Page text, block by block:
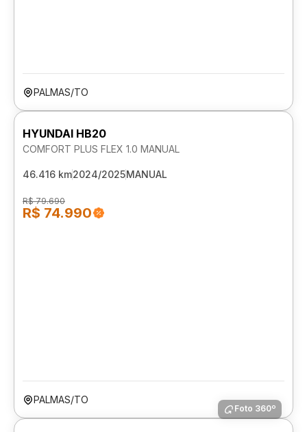
PALMAS/TO
HYUNDAI HB20
COMFORT PLUS FLEX 1.0 MANUAL
46.416 km2024/2025MANUAL
R$ 79.690
R$ 74.990
PALMAS/TO
Foto 360º